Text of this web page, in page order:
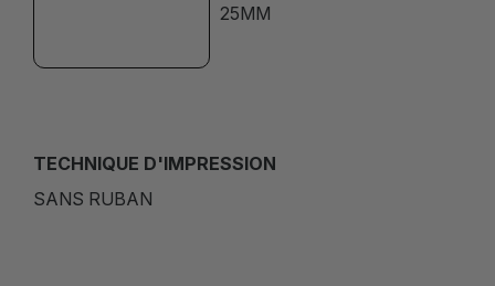
25MM
TECHNIQUE D'IMPRESSION
SANS RUBAN